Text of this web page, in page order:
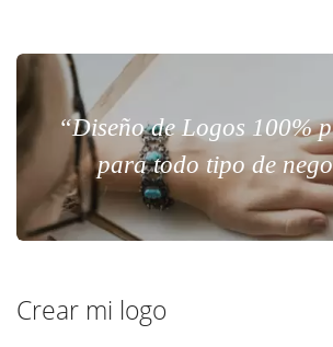
“Diseño de Logos 100%
para todo tipo de
Crear mi logo